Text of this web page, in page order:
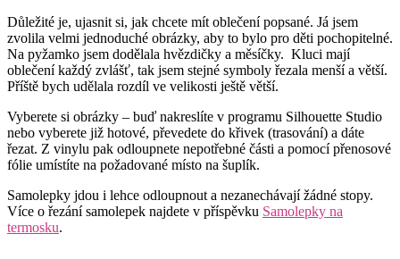
Důležité je, ujasnit si, jak chcete mít oblečení popsané. Já jsem
zvolila velmi jednoduché obrázky, aby to bylo pro děti pochopitelné.
Na pyžamko jsem dodělala hvězdičky a měsíčky. Kluci mají
oblečení každý zvlášť, tak jsem stejné symboly řezala menší a větší.
Příště bych udělala rozdíl ve velikosti ještě větší.
Vyberete si obrázky – buď nakreslíte v programu Silhouette Studio
nebo vyberete již hotové, převedete do křivek (trasování) a dáte
řezat. Z vinylu pak odloupnete nepotřebné části a pomocí přenosové
fólie umístíte na požadované místo na šuplík.
Samolepky jdou i lehce odloupnout a nezanechávají žádné stopy.
Více o řezání samolepek najdete v příspěvku Samolepky na
termosku.